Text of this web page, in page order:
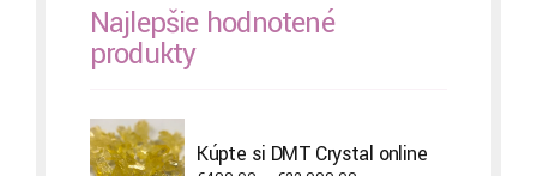
Najlepšie hodnotené
produkty
Kúpte si DMT Crystal online